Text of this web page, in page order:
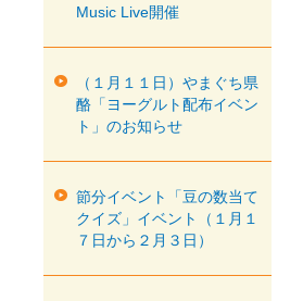
Music Live開催
（１月１１日）やまぐち県
酪「ヨーグルト配布イベン
ト」のお知らせ
節分イベント「豆の数当て
クイズ」イベント（１月１
７日から２月３日）